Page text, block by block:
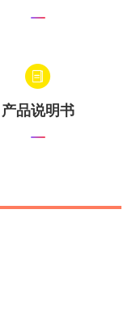
产品说明书